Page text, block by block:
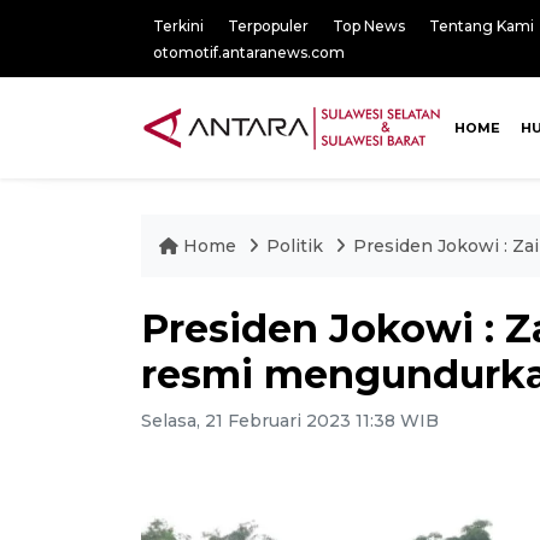
Terkini Terpopuler Top News
Tentang Kami
otomotif.antaranews.com
HOME
Home Politik Presiden Jokowi :
Presiden Jokowi :
resmi
Selasa, 21 Februari 2023 11:38 WIB